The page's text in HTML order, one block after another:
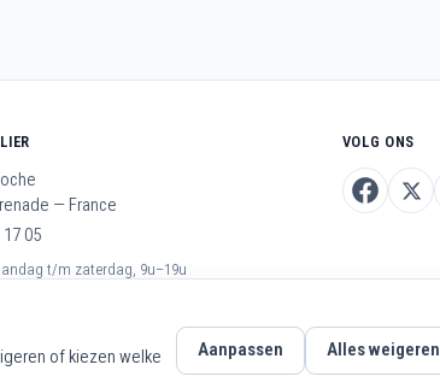
— France
17 05
t/m zaterdag, 9u–19u
VOLG ONS
of kiezen welke
Aanpassen Alles weigeren